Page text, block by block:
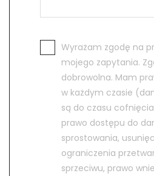
Wyrażam zgodę na
mojego zapytania.
dobrowolna. Mam
w każdym czasie
są do czasu
prawo dostępu do
sprostowania,
ograniczenia
sprzeciwu, prawo